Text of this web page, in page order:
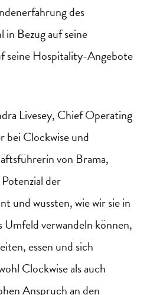
des
Bezug auf seine
seine Hospitality-Angebote
Livesey, Chief Operating
bei Clockwise und
von Brama,
der
und wussten, wie wir sie in
Umfeld verwandeln können,
essen und sich
Clockwise als auch
Anspruch an den